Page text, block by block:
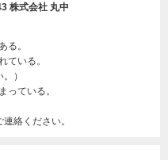
株式会社 丸中
る。
ている。
）
っている。
絡ください。